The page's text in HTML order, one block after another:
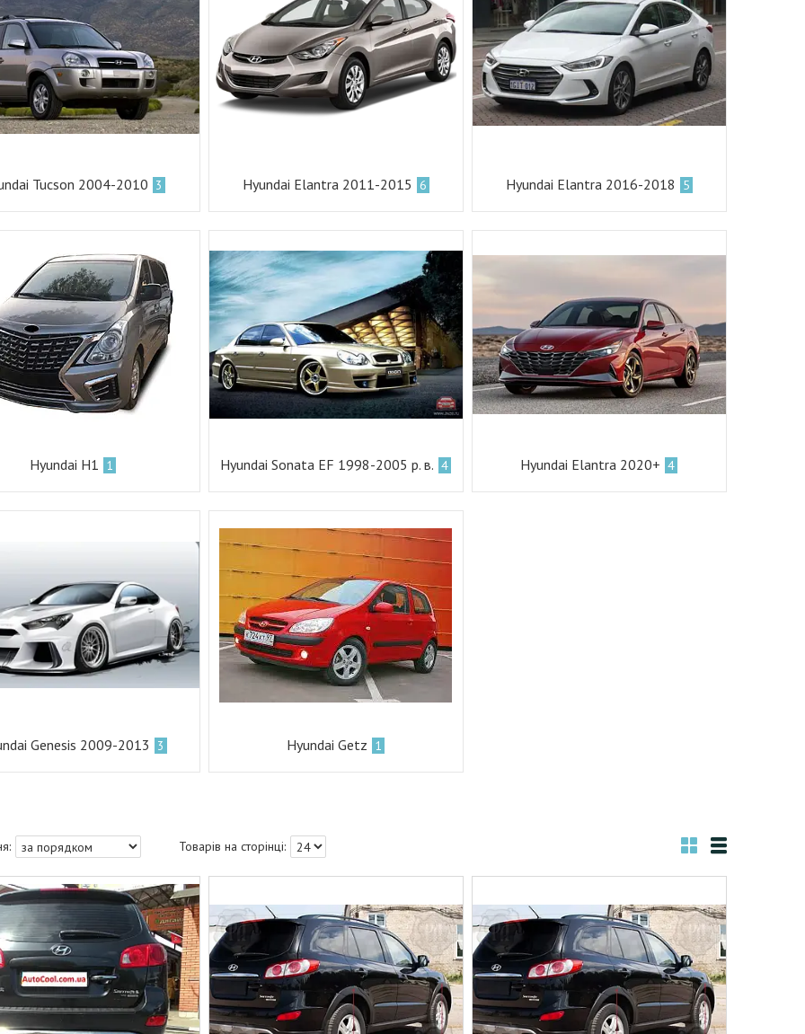
Tucson 2004-2010 3 Hyundai Elantra 2011-2015 6 Hyundai Elantra 2016-2018 5
Hyundai H1 1 Hyundai Sonata EF 1998-2005 р. в. 4 Hyundai Elantra 2020+ 4
Genesis 2009-2013 3 Hyundai Getz 1